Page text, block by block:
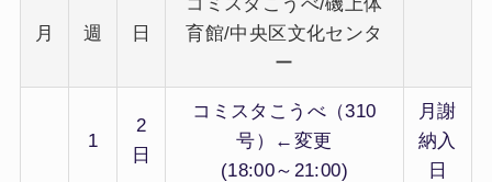
月 週 日
育館/中央区文化センタ
ー
1
2
日
コミスタこうべ（310
号）←変更
(18:00～21:00)
月謝
納入
日